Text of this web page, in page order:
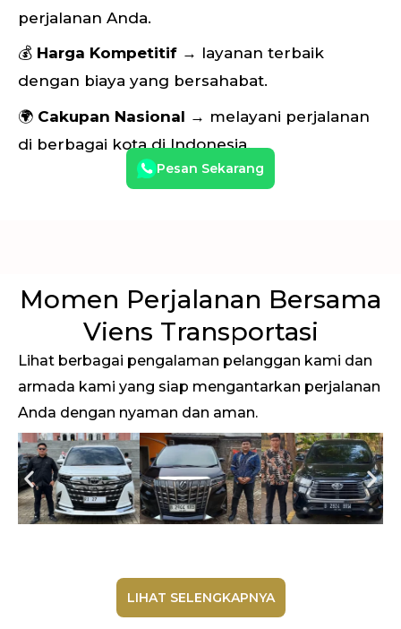
perjalanan Anda.
💰 Harga Kompetitif → layanan terbaik
dengan biaya yang bersahabat.
🌍 Cakupan Nasional → melayani perjalanan
di berbagai kota di Indonesia.
Pesan Sekarang
Momen Perjalanan Bersama
Viens Transportasi
Lihat berbagai pengalaman pelanggan kami dan
armada kami yang siap mengantarkan perjalanan
Anda dengan nyaman dan aman.
LIHAT SELENGKAPNYA